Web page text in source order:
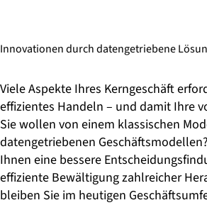
Innovationen durch datengetriebene
Viele Aspekte Ihres Kerngeschäft
effizientes Handeln – und damit Ihre
Sie wollen von einem klassischen
datengetriebenen
Ihnen eine bessere
effiziente Bewältigung zahlreicher
bleiben Sie im heutigen